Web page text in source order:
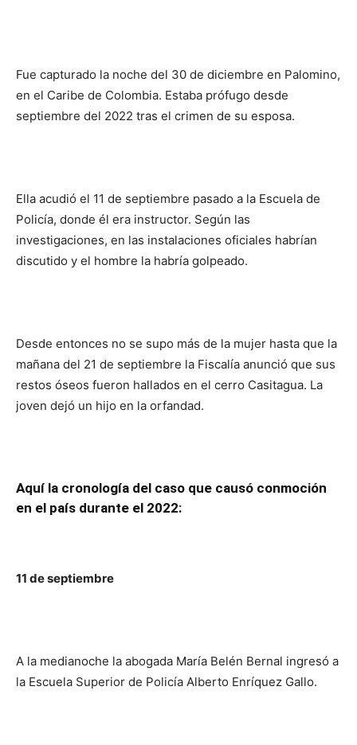
Fue capturado la noche del 30 de diciembre en Palomino,
en el Caribe de Colombia. Estaba prófugo desde
septiembre del 2022 tras el crimen de su esposa.
Ella acudió el 11 de septiembre pasado a la Escuela de
Policía, donde él era instructor. Según las
investigaciones, en las instalaciones oficiales habrían
discutido y el hombre la habría golpeado.
Desde entonces no se supo más de la mujer hasta que la
mañana del 21 de septiembre la Fiscalía anunció que sus
restos óseos fueron hallados en el cerro Casitagua. La
joven dejó un hijo en la orfandad.
Aquí la cronología del caso que causó conmoción
en el país durante el 2022:
11 de septiembre
A la medianoche la abogada María Belén Bernal ingresó a
la Escuela Superior de Policía Alberto Enríquez Gallo.